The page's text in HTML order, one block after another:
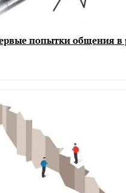
попытки общения